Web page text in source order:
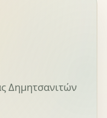
Δημητσανιτών